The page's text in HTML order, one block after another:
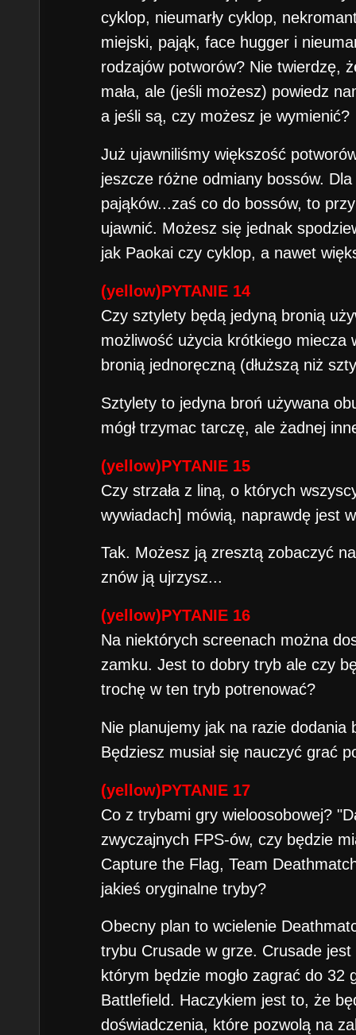
cyklop, nieumarły cyklop,
miejski, pająk, face hugger i
rodzajów potworów? Nie twierdzę,
mała, ale (jeśli możesz) powiedz
a jeśli są, czy możesz je wymienić?
Już ujawniliśmy większość
jeszcze różne odmiany bossów.
pająków...zaś co do bossów, to
ujawnić. Możesz się jednak
jak Paokai czy cyklop, a nawet
(yellow)PYTANIE 14
Czy sztylety będą jedyną bronią
możliwość użycia krótkiego miecza
bronią jednoręczną (dłuższą niż
Sztylety to jedyna broń używana
mógł trzymac tarczę, ale żadnej
(yellow)PYTANIE 15
Czy strzała z liną, o których
wywiadach] mówią, naprawdę jest
Tak. Możesz ją zresztą zobaczyć
znów ją ujrzysz...
(yellow)PYTANIE 16
Na niektórych screenach można
zamku. Jest to dobry tryb ale czy
trochę w ten tryb potrenować?
Nie planujemy jak na razie dodania
Będziesz musiał się nauczyć grać
(yellow)PYTANIE 17
Co z trybami gry wieloosobowej?
zwyczajnych FPS-ów, czy będzie
Capture the Flag, Team
jakieś oryginalne tryby?
Obecny plan to wcielenie
trybu Crusade w grze. Crusade
którym będzie mogło zagrać do 32
Battlefield. Haczykiem jest to, że
doświadczenia, które pozwolą na